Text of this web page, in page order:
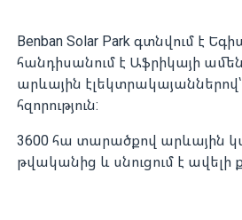
Benban Solar Park գտնվում է
հանդիսանում է Աֆրիկայի
արևային
հզորություն:
3600 հա տարածքով արևային
թվականից և սնուցում է